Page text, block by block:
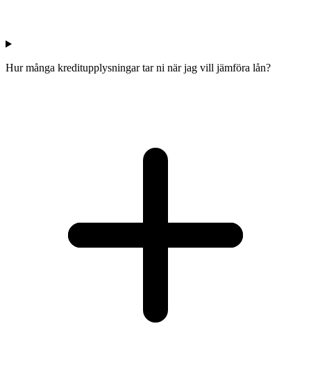
Hur många kreditupplysningar tar ni när jag vill jämföra lån?